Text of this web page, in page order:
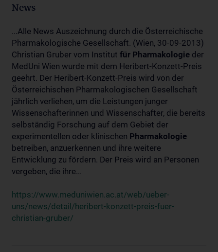
News
...Alle News Auszeichnung durch die Österreichische
Pharmakologische Gesellschaft. (Wien, 30-09-2013)
Christian Gruber vom Institut für Pharmakologie der
MedUni Wien wurde mit dem Heribert-Konzett-Preis
geehrt. Der Heribert-Konzett-Preis wird von der
Österreichischen Pharmakologischen Gesellschaft
jährlich verliehen, um die Leistungen junger
Wissenschafterinnen und Wissenschafter, die bereits
selbständig Forschung auf dem Gebiet der
experimentellen oder klinischen Pharmakologie
betreiben, anzuerkennen und ihre weitere
Entwicklung zu fördern. Der Preis wird an Personen
vergeben, die ihre...
https://www.meduniwien.ac.at/web/ueber-
uns/news/detail/heribert-konzett-preis-fuer-
christian-gruber/